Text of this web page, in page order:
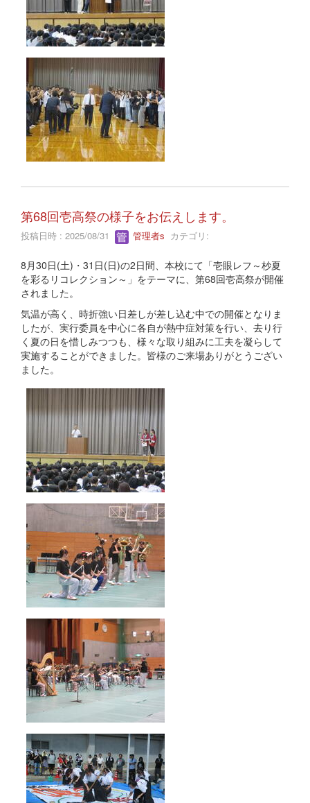
第68回壱高祭の様子をお伝えします。
投稿日時 : 2025/08/31 管理者s カテゴリ:
8月30日(土)・31日(日)の2日間、本校にて「壱眼レフ～杪夏
を彩るリコレクション～」をテーマに、第68回壱高祭が開催
されました。
気温が高く、時折強い日差しが差し込む中での開催となりま
したが、実行委員を中心に各自が熱中症対策を行い、去り行
く夏の日を惜しみつつも、様々な取り組みに工夫を凝らして
実施することができました。皆様のご来場ありがとうござい
ました。